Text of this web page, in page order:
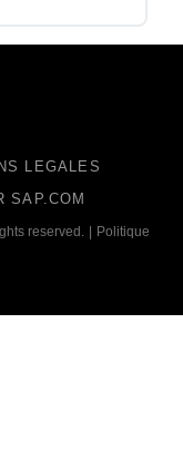
LEGALES
SAP.COM
reserved. | Politique